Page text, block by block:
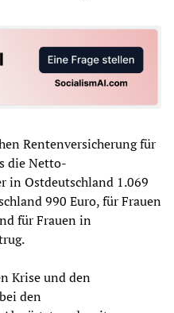
Rentenversicherung für
die Netto-
in Ostdeutschland 1.069
990 Euro, für Frauen
für Frauen in
Krise und den
den